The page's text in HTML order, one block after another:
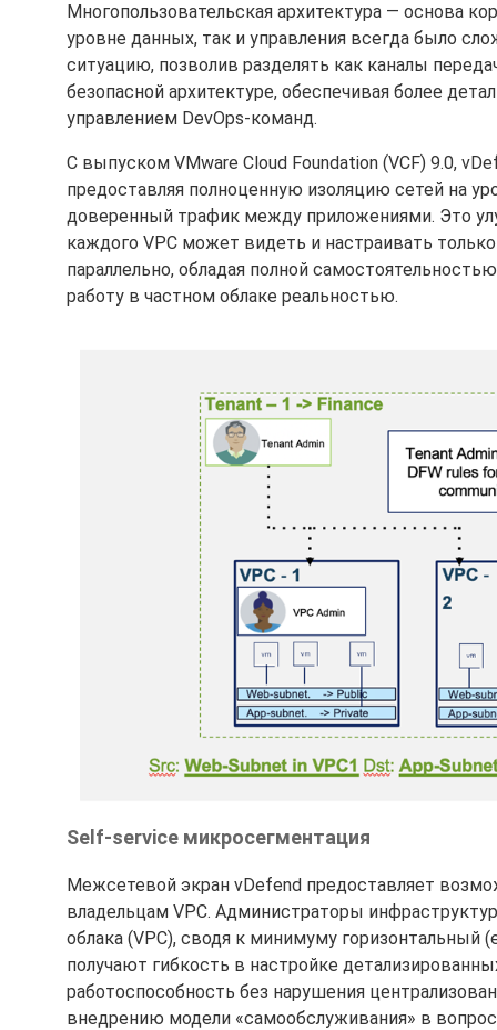
Многопользовательская архитектура — основа
уровне данных, так и управления всегда было
ситуацию, позволив разделять как каналы
безопасной архитектуре, обеспечивая более
управлением DevOps-команд.
С выпуском VMware Cloud Foundation (VCF) 9.0,
предоставляя полноценную изоляцию сетей на
доверенный трафик между приложениями. Это
каждого VPC может видеть и настраивать
параллельно, обладая полной
работу в частном облаке реальностью.
Self-service микросегментация
Межсетевой экран vDefend предоставляет
владельцам VPC. Администраторы
облака (VPC), сводя к минимуму
получают гибкость в настройке
работоспособность без нарушения
внедрению модели «самообслуживания» в